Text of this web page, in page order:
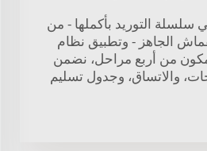
سلسلة التوريد بأكملها - من
الجاهز - وتطبيق نظام
من أربع مراحل، نضمن
والاتساق، وجدول تسليم